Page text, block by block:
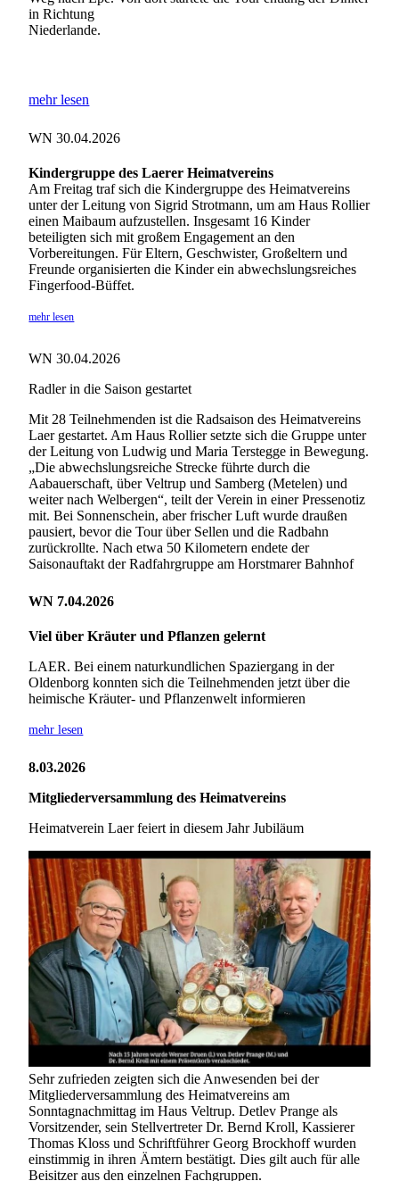
in Richtung
Niederlande.
mehr lesen
WN 30.04.2026
Kindergruppe des Laerer Heimatvereins
Am Freitag traf sich die Kindergruppe des Heimatvereins
unter der Leitung von Sigrid Strotmann, um am Haus Rollier
einen Maibaum aufzustellen. Insgesamt 16 Kinder
beteiligten sich mit großem Engagement an den
Vorbereitungen. Für Eltern, Geschwister, Großeltern und
Freunde organisierten die Kinder ein abwechslungsreiches
Fingerfood-Büffet.
mehr lesen
WN 30.04.2026
Radler in die Saison gestartet
Mit 28 Teilnehmenden ist die Radsaison des Heimatvereins
Laer gestartet. Am Haus Rollier setzte sich die Gruppe unter
der Leitung von Ludwig und Maria Terstegge in Bewegung.
„Die abwechslungsreiche Strecke führte durch die
Aabauerschaft, über Veltrup und Samberg (Metelen) und
weiter nach Welbergen“, teilt der Verein in einer Pressenotiz
mit. Bei Sonnenschein, aber frischer Luft wurde draußen
pausiert, bevor die Tour über Sellen und die Radbahn
zurückrollte. Nach etwa 50 Kilometern endete der
Saisonauftakt der Radfahrgruppe am Horstmarer Bahnhof
WN 7.04.2026
Viel über Kräuter und Pflanzen gelernt
LAER. Bei einem naturkundlichen Spaziergang in der
Oldenborg konnten sich die Teilnehmenden jetzt über die
heimische Kräuter- und Pflanzenwelt informieren
mehr lesen
8.03.2026
Mitgliederversammlung des Heimatvereins
Heimatverein Laer feiert in diesem Jahr Jubiläum
Sehr zufrieden zeigten sich die Anwesenden bei der
Mitgliederversammlung des Heimatvereins am
Sonntagnachmittag im Haus Veltrup. Detlev Prange als
Vorsitzender, sein Stellvertreter Dr. Bernd Kroll, Kassierer
Thomas Kloss und Schriftführer Georg Brockhoff wurden
einstimmig in ihren Ämtern bestätigt. Dies gilt auch für alle
Beisitzer aus den einzelnen Fachgruppen.